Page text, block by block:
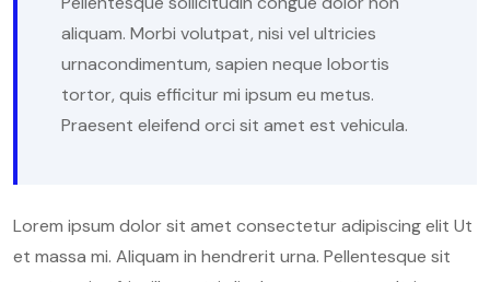
aliquam. Morbi volutpat, nisi vel ultricies
urnacondimentum, sapien neque lobortis
tortor, quis efficitur mi ipsum eu metus.
Praesent eleifend orci sit amet est vehicula.
Lorem ipsum dolor sit amet consectetur adipiscing elit Ut
et massa mi. Aliquam in hendrerit urna. Pellentesque sit